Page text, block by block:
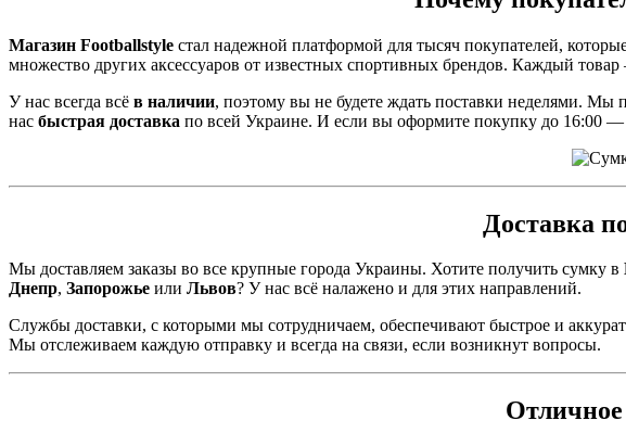
Магазин Footballstyle стал надежной платформой для тысяч покупателей,
множество других аксессуаров от известных спортивных брендов. Каждый
У нас всегда всё в наличии, поэтому вы не будете ждать поставки неделями.
нас быстрая доставка по всей Украине. И если вы оформите покупку до 16:00
Доставка
Мы доставляем заказы во все крупные города Украины. Хотите получить сумку в
Днепр, Запорожье или Львов? У нас всё налажено и для этих направлений.
Службы доставки, с которыми мы сотрудничаем, обеспечивают быстрое и
Мы отслеживаем каждую отправку и всегда на связи, если возникнут вопросы.
Отличное